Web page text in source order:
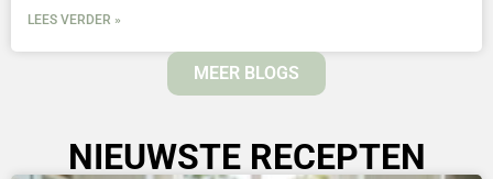
LEES VERDER »
MEER BLOGS
NIEUWSTE RECEPTEN